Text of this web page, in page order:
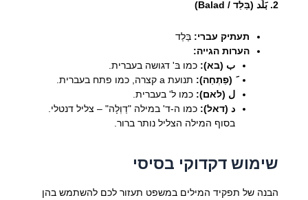
2. بَلَد (בַּלַד / Balad)
תעתיק עברי: בַּלַד
הערות הגייה:
ب (בא): כמו בּ' דגושה בעברית.
َ (פַתְחַה): תנועת a קצרה, כמו פתח בעברית.
ل (לאם): כמו ל' בעברית.
د (דאל): כמו ה-ד' במילה "דַוְלָה" – צליל דנטלי.
בסוף המילה הצליל נותר ברור.
שימוש דקדוקי בסיסי
הבנה של תפקיד המילים במשפט תעזור לכם להשתמש בהן